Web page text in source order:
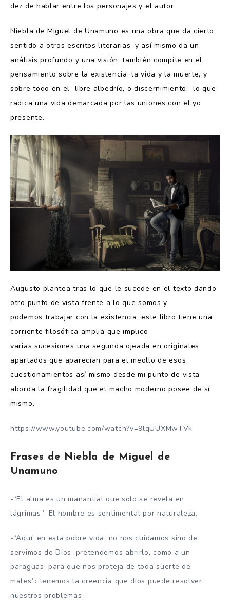
dez de hablar entre los personajes y el autor.
Niebla de Miguel de Unamuno es una obra que da cierto
sentido a otros escritos literarias, y así mismo da un
análisis profundo y una visión, también compite en el
pensamiento sobre la existencia, la vida y la muerte, y
sobre todo en el libre albedrío, o discernimiento, lo que
radica una vida demarcada por las uniones con el yo
presente.
Augusto plantea tras lo que le sucede en el texto dando
otro punto de vista frente a lo que somos y
podemos trabajar con la existencia, este libro tiene una
corriente filosófica amplia que implico
varias sucesiones una segunda ojeada en originales
apartados que aparecían para el meollo de esos
cuestionamientos así mismo desde mi punto de vista
aborda la fragilidad que el macho moderno posee de sí
mismo.
https://www.youtube.com/watch?v=9lqUUXMwTVk
Frases de Niebla de Miguel de
Unamuno
-“El alma es un manantial que solo se revela en
lágrimas”: El hombre es sentimental por naturaleza.
-“Aquí, en esta pobre vida, no nos cuidamos sino de
servimos de Dios; pretendemos abrirlo, como a un
paraguas, para que nos proteja de toda suerte de
males”: tenemos la creencia que dios puede resolver
nuestros problemas.